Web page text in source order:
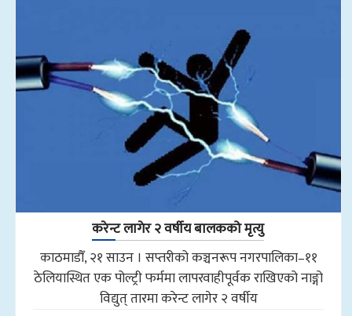
करेन्ट लागेर २ वर्षीय बालकको मृत्यु
काठमाडौँ, २१ साउन । सप्तरीको कञ्चनरूप नगरपालिका–११
ठेलियास्थित एक पोल्ट्री फर्ममा लापरवाहीपूर्वक राखिएको नाङ्गो
विद्युत् तारमा करेन्ट लागेर २ वर्षीय